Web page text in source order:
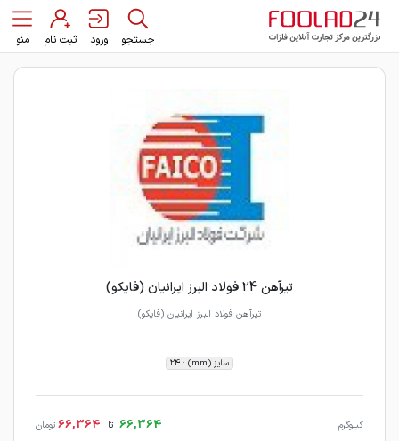
جستجو ورود ثبت نام منو
تیرآهن 24 فولاد البرز ایرانیان (فایکو)
تیرآهن فولاد البرز ایرانیان (فایکو)
سایز (mm) : 24
کیلوگرم 66,364 تا 66,364 تومان